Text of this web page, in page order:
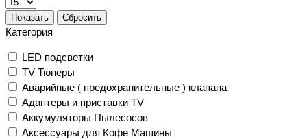
Показать Сбросить
Категория
LED подсветки
TV Тюнеры
Аварийные ( предохранительные ) клапана
Адаптеры и приставки TV
Аккумуляторы Пылесосов
Аксессуары для Кофе Машины